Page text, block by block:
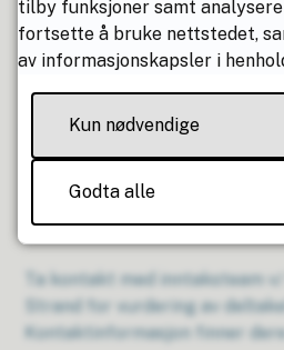
overføringsverdi til man
enkeltrom ved senteret,
fellesskap med øvrige
på den sosiale aktiviteten og
deltakerne.
«Jeg har fått en ny giv.
tilbud om»
Ta kontakt med inntaksteam
Strand for vurdering av
Kontaktinformasjon finner
tilby funksjoner samt
fortsette å bruke nettstedet,
av informasjonskapsler i
Kun nødvendige
Godta alle